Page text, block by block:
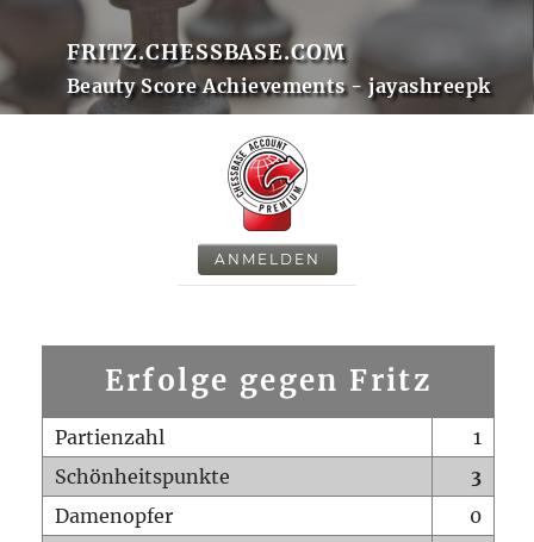
FRITZ.CHESSBASE.COM
Beauty Score Achievements - jayashreepk
ANMELDEN
Erfolge gegen Fritz
Partienzahl
1
Schönheitspunkte
3
Damenopfer
0